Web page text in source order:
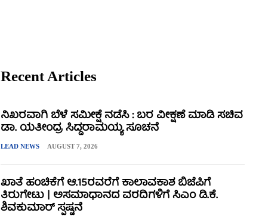
Recent Articles
ನಿಖರವಾಗಿ ಬೆಳೆ ಸಮೀಕ್ಷೆ ನಡೆಸಿ : ಬರ ವೀಕ್ಷಣೆ ಮಾಡಿ ಸಚಿವ
ಡಾ. ಯತೀಂದ್ರ ಸಿದ್ದರಾಮಯ್ಯ ಸೂಚನೆ
LEAD NEWS AUGUST 7, 2026
ಖಾತೆ ಹಂಚಿಕೆಗೆ ಆ.15ರವರೆಗೆ ಕಾಲಾವಕಾಶ ಬಿಜೆಪಿಗೆ
ತಿರುಗೇಟು | ಅಸಮಾಧಾನದ ವರದಿಗಳಿಗೆ ಸಿಎಂ ಡಿ.ಕೆ.
ಶಿವಕುಮಾರ್ ಸ್ಪಷ್ಟನೆ